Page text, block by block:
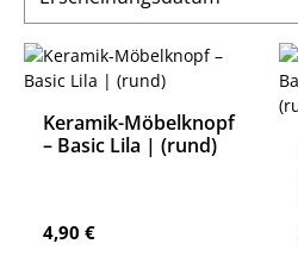
Keramik-Möbelknopf
– Basic Lila | (rund)
Regulärer Preis:
4,90 €